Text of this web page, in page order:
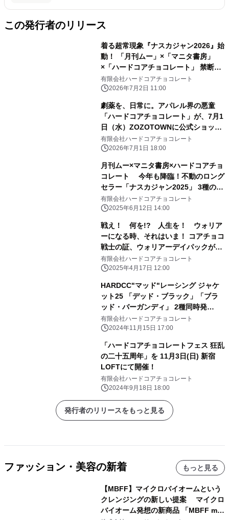
この発行者のリリース
着る超常現象『ナスカジャン2026』始
動！ 「月刊ムー」×「マニタ書房」
×「ハードコアチョコレート」 禁断の
トリプルコラボ全3種が、7月3日(金)
より受注期間限定の特別価格で受付開
有限会社ハードコアチョコレート
2026年7月2日 11:00
劇薬を、日常に。アパレル界の悪童
「ハードコアチョコレート」が、7月1
日（水）ZOZOTOWNに公式ショップ
をオープン！異端児が放つ、新時代の
ファッションステートメント。
有限会社ハードコアチョコレート
2026年7月1日 18:00
月刊ムー×マニタ書房×ハードコアチョ
コレート 今年も降臨！不動のロング
セラー「ナスカジャン2025」 3種の受
注予約受付中！
有限会社ハードコアチョコレート
2025年6月12日 14:00
戦え！ 何を!? 人生を！ ウォリア
ーになる時、それはいま！ コアチョコ
戦士の証、ウォリアーデイパックが6
年ぶりに大登場！ HARDCCウォリア
ーデイパック25が特別価格にて受注予
有限会社ハードコアチョコレート
2025年4月17日 12:00
HARDCC"マッド"レーシング ジャケ
ット25 「デッド・ブラック」「ブラ
ッド・バーガンディ」 2種同時発
売！ 特別価格にて受注予約受付中！
有限会社ハードコアチョコレート
2024年11月15日 17:00
「ハードコアチョコレートフェス 狂乱
の二十五周年」を 11月3日(日) 新宿
LOFTにて開催！
有限会社ハードコアチョコレート
2024年9月18日 18:00
発行者のリリースをもっと見る
ファッション・美容の新着 もっと見る
【MBFF】マイクロバイオームという
クレンジングの新しい提案 マイクロ
バイオーム発想の新商品 「MBFF mb